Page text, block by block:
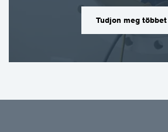
Tudjon meg többet